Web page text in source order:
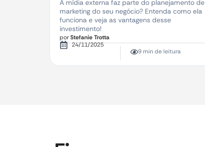
A mídia externa faz parte do planejamento de
marketing do seu negócio? Entenda como ela
funciona e veja as vantagens desse
investimento!
porStefanie Trotta
24/11/2025
9 min de leitura